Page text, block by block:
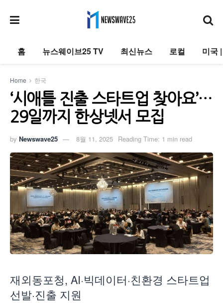
홈 뉴스웨이브25 TV 최신뉴스 로컬 미국
Home 한국
‘시애틀 진출 스타트업 찾아요’…
29일까지 한상넷서 모집
by Newswave25 8월 11, 2025 Reading Time: 1 min read
재외동포청, AI·빅데이터·친환경 스타트업
선발·진출 지원